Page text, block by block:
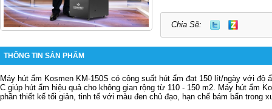
Chia Sẽ:
THÔNG TIN SẢN PHẨM
Máy hút ẩm Kosmen KM-150S có công suất hút ẩm đạt 150 lít/ngày với độ
C giúp hút ẩm hiệu quả cho không gian rộng từ 110 - 150 m2. Máy hút ẩm
phần thiết kế tối giản, tinh tế với màu đen chủ đạo, hạn chế bám bẩn trong